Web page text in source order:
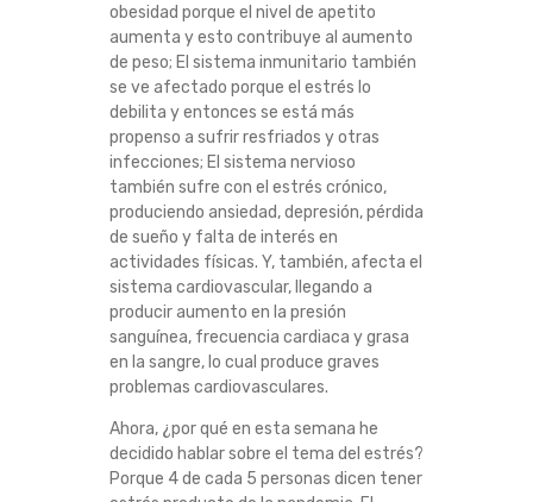
obesidad porque el nivel de apetito
aumenta y esto contribuye al aumento
de peso; El sistema inmunitario también
se ve afectado porque el estrés lo
debilita y entonces se está más
propenso a sufrir resfriados y otras
infecciones; El sistema nervioso
también sufre con el estrés crónico,
produciendo ansiedad, depresión, pérdida
de sueño y falta de interés en
actividades físicas. Y, también, afecta el
sistema cardiovascular, llegando a
producir aumento en la presión
sanguínea, frecuencia cardiaca y grasa
en la sangre, lo cual produce graves
problemas cardiovasculares.
Ahora, ¿por qué en esta semana he
decidido hablar sobre el tema del estrés?
Porque 4 de cada 5 personas dicen tener